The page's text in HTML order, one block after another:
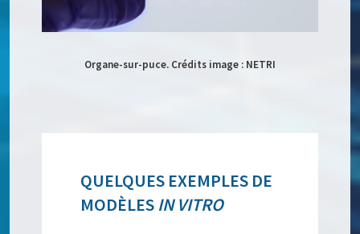
Organe-sur-puce. Crédits image : NETRI
QUELQUES EXEMPLES DE
MODÈLES IN VITRO